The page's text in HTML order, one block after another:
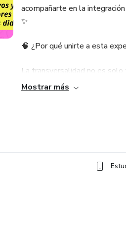
acompañarte en la
✨
🧠 ¿Por qué unirte a esta
La transversalidad no es
saberes, activamos redes
Mostrar más